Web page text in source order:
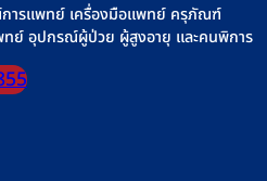
ารแพทย์ เครื่องมือแพทย์ ครุภัณฑ์
ย์ อุปกรณ์ผู้ป่วย ผู้สูงอายุ และคนพิการ